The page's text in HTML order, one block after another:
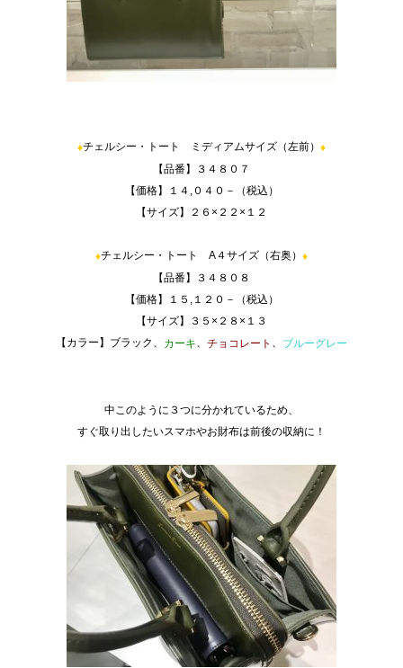
♦チェルシー・トート ミディアムサイズ（左前） ♦
【品番】３４８０７
【価格】１４,０４０－（税込）
【サイズ】２６×２２×１２
♦チェルシー・トート A４サイズ（右奥） ♦
【品番】３４８０８
【価格】１５,１２０－（税込）
【サイズ】３５×２８×１３
【カラー】ブラック、 カーキ チョコレート
ブルーグレー
中このように３つに分かれているため、
すぐ取り出したいスマホやお財布は前後の収納に！